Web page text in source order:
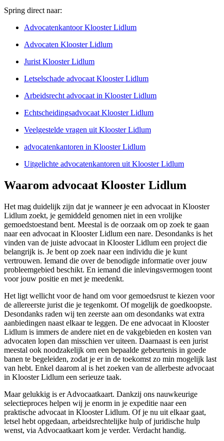
Spring direct naar:
Advocatenkantoor Klooster Lidlum
Advocaten Klooster Lidlum
Jurist Klooster Lidlum
Letselschade advocaat Klooster Lidlum
Arbeidsrecht advocaat in Klooster Lidlum
Echtscheidingsadvocaat Klooster Lidlum
Veelgestelde vragen uit Klooster Lidlum
advocatenkantoren in Klooster Lidlum
Uitgelichte advocatenkantoren uit Klooster Lidlum
Waarom advocaat Klooster Lidlum
Het mag duidelijk zijn dat je wanneer je een advocaat in Klooster
Lidlum zoekt, je gemiddeld genomen niet in een vrolijke
gemoedstoestand bent. Meestal is de oorzaak om op zoek te gaan
naar een advocaat in Klooster Lidlum een nare. Desondanks is het
vinden van de juiste advocaat in Klooster Lidlum een project die
belangrijk is. Je bent op zoek naar een individu die je kunt
vertrouwen. Iemand die over de benodigde informatie over jouw
probleemgebied beschikt. En iemand die inlevingsvermogen toont
voor jouw positie en met je meedenkt.
Het ligt wellicht voor de hand om voor gemoedsrust te kiezen voor
de allereerste jurist die je tegenkomt. Of mogelijk de goedkoopste.
Desondanks raden wij ten zeerste aan om desondanks wat extra
aanbiedingen naast elkaar te leggen. De ene advocaat in Klooster
Lidlum is immers de andere niet en de vakgebieden en kosten van
advocaten lopen dan misschien ver uiteen. Daarnaast is een jurist
meestal ook noodzakelijk om een bepaalde gebeurtenis in goede
banen te begeleiden, zodat je er in de toekomst zo min mogelijk last
van hebt. Enkel daarom al is het zoeken van de allerbeste advocaat
in Klooster Lidlum een serieuze taak.
Maar gelukkig is er Advocaatkaart. Dankzij ons nauwkeurige
selectieproces helpen wij je enorm in je expeditie naar een
praktische advocaat in Klooster Lidlum. Of je nu uit elkaar gaat,
letsel hebt opgedaan, arbeidsrechtelijke hulp of juridische hulp
wenst, via Advocaatkaart kom je verder. Verdacht handig.